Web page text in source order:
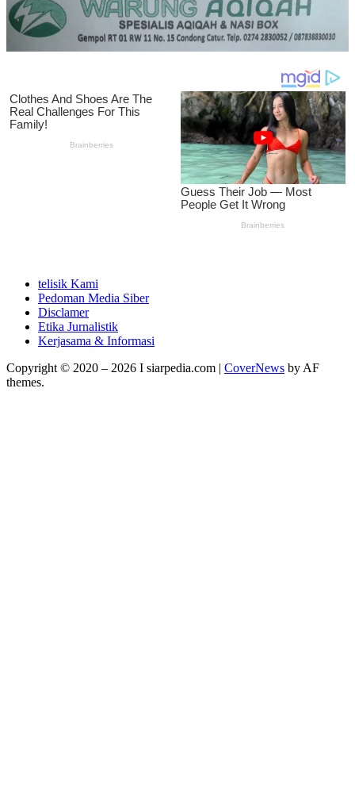
telisik Kami
Pedoman Media Siber
Disclamer
Etika Jurnalistik
Kerjasama & Informasi
Copyright © 2020 – 2026 I siarpedia.com | CoverNews by AF
themes.